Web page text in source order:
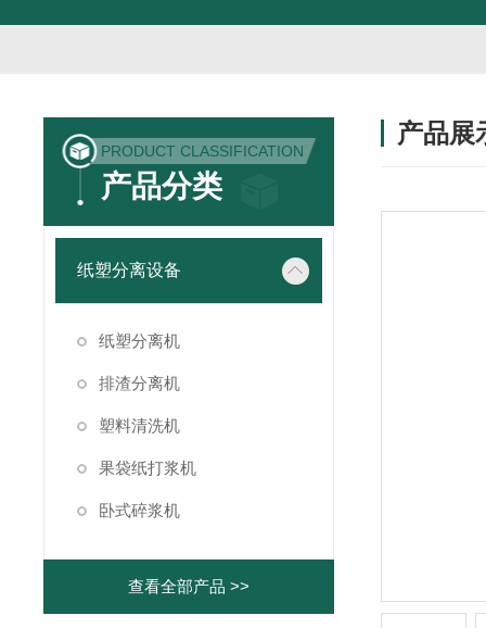
PRODUCT CLASSIFICATION
产品分类
纸塑分离设备
纸塑分离机
排渣分离机
塑料清洗机
果袋纸打浆机
卧式碎浆机
查看全部产品 >>
产品展